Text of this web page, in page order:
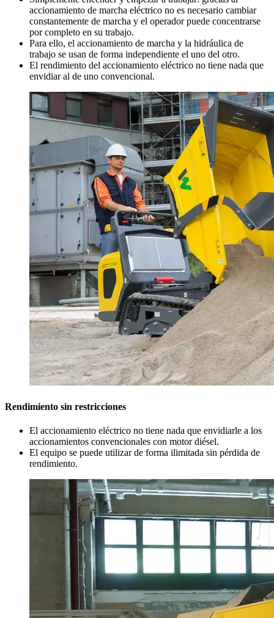
accionamiento de marcha eléctrico no es necesario cambiar
constantemente de marcha y el operador puede concentrarse
por completo en su trabajo.
Para ello, el accionamiento de marcha y la hidráulica de
trabajo se usan de forma independiente el uno del otro.
El rendimiento del accionamiento eléctrico no tiene nada que
envidiar al de uno convencional.
Rendimiento sin restricciones
El accionamiento eléctrico no tiene nada que envidiarle a los
accionamientos convencionales con motor diésel.
El equipo se puede utilizar de forma ilimitada sin pérdida de
rendimiento.